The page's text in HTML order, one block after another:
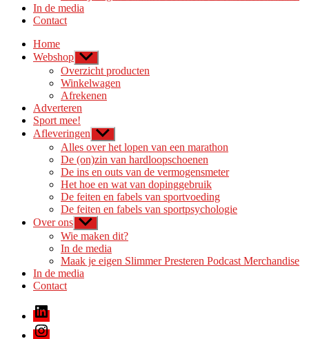
In de media
Contact
Home
Webshop Toon
submenu
Overzicht producten
Winkelwagen
Afrekenen
Adverteren
Sport mee!
Afleveringen Toon
submenu
Alles over het lopen van een marathon
De (on)zin van hardloopschoenen
De ins en outs van de vermogensmeter
Het hoe en wat van dopinggebruik
De feiten en fabels van sportvoeding
De feiten en fabels van sportpsychologie
Over ons Toon
submenu
Wie maken dit?
In de media
Maak je eigen Slimmer Presteren Podcast Merchandise
In de media
Contact
LinkedIn
Instagram